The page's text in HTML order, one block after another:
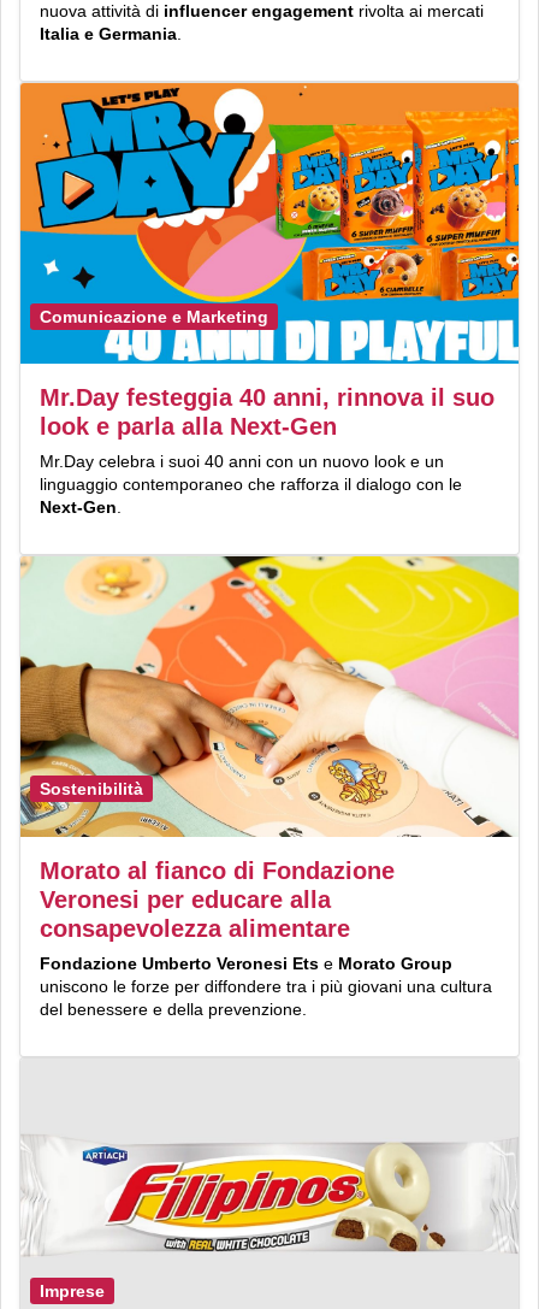
nuova attività di influencer engagement rivolta ai mercati
Italia e Germania.
Comunicazione e Marketing
Mr.Day festeggia 40 anni, rinnova il suo
look e parla alla Next-Gen
Mr.Day celebra i suoi 40 anni con un nuovo look e un
linguaggio contemporaneo che rafforza il dialogo con le
Next-Gen
Sostenibilità
Morato al fianco di Fondazione
Veronesi per educare alla
consapevolezza alimentare
Fondazione Umberto Veronesi Ets e Morato Group
uniscono le forze per diffondere tra i più giovani una cultura
del benessere e della prevenzione.
Imprese